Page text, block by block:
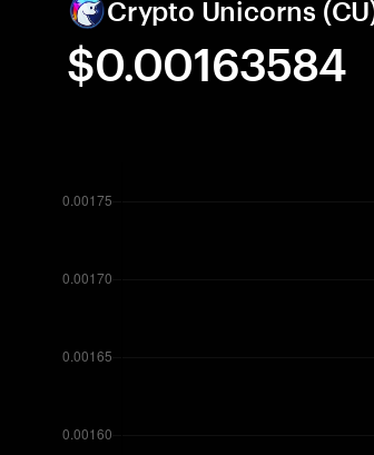
Crypto Unicorns
$0.00163584